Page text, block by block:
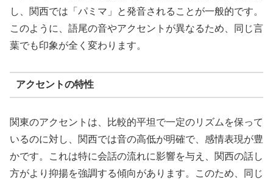
し、関西では「パミマ」と発音されることが一般的です。
このように、語尾の音やアクセントが異なるため、同じ言
葉でも印象が全く変わります。
アクセントの特性
関東のアクセントは、比較的平坦で一定のリズムを保って
いるのに対し、関西では音の高低が明確で、感情表現が豊
かです。これは特に会話の流れに影響を与え、関西の話し
方がより抑揚を強調する傾向があります。このため、同じ